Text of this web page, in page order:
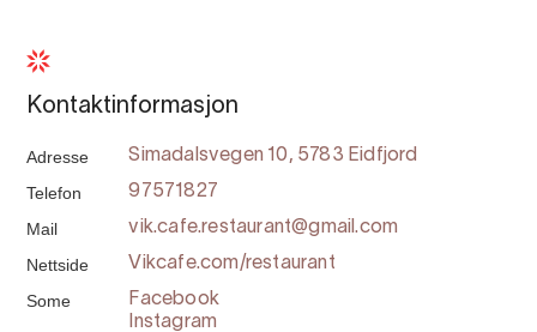
Kontaktinformasjon
Adresse Simadalsvegen 10, 5783 Eidfjord
Telefon 97571827
Mail vik.cafe.restaurant@gmail.com
Nettside Vikcafe.com/restaurant
Some
Facebook
Instagram